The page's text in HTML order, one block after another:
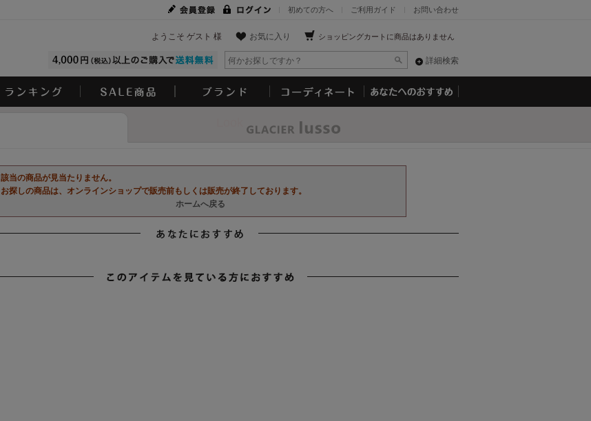
お問い合わせ
ご利用ガイド
初めての方へ
ショッピングカートに商品はありません
お気に入り
ようこそ ゲスト 様
詳細検索
該当の商品が見当たりません。
お探しの商品は、オンラインショップで販売前もしくは販売が終了しております。
ホームへ戻る